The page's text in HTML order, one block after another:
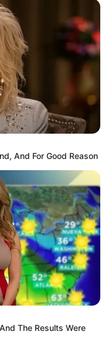
And For Good Reason
The Results Were